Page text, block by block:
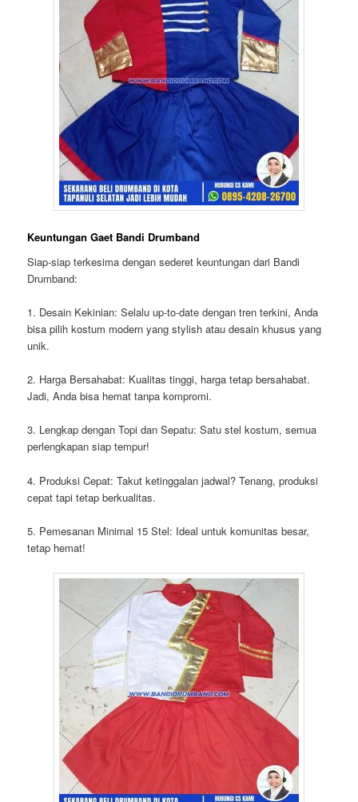
Keuntungan Gaet Bandi Drumband
Siap-siap terkesima dengan sederet keuntungan dari Bandi
Drumband:
1. Desain Kekinian: Selalu up-to-date dengan tren terkini, Anda
bisa pilih kostum modern yang stylish atau desain khusus yang
unik.
2. Harga Bersahabat: Kualitas tinggi, harga tetap bersahabat.
Jadi, Anda bisa hemat tanpa kompromi.
3. Lengkap dengan Topi dan Sepatu: Satu stel kostum, semua
perlengkapan siap tempur!
4. Produksi Cepat: Takut ketinggalan jadwal? Tenang, produksi
cepat tapi tetap berkualitas.
5. Pemesanan Minimal 15 Stel: Ideal untuk komunitas besar,
tetap hemat!